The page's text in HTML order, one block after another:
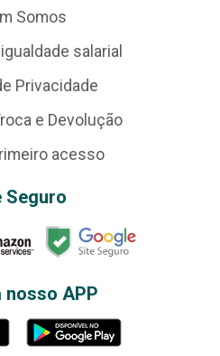
Somos
salarial
Privacidade
e Devolução
acesso
Seguro
nosso APP